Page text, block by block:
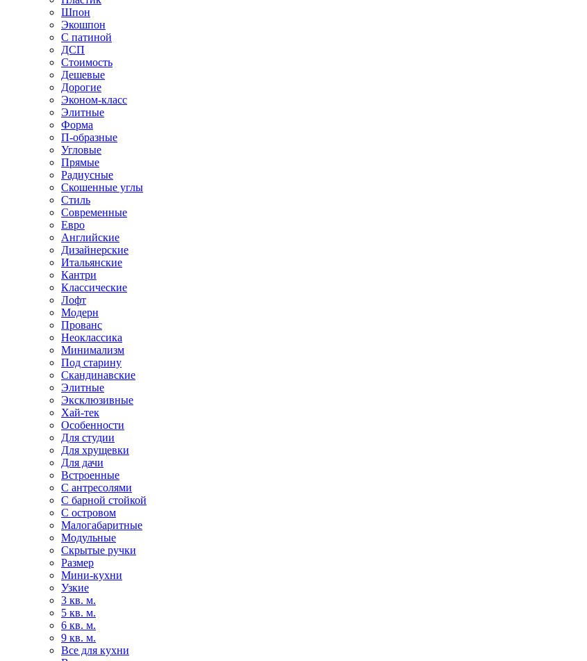
Шпон
Экошпон
С патиной
ДСП
Стоимость
Дешевые
Дорогие
Эконом-класс
Элитные
Форма
П-образные
Угловые
Прямые
Радиусные
Скошенные углы
Стиль
Современные
Евро
Английские
Дизайнерские
Итальянские
Кантри
Классические
Лофт
Модерн
Прованс
Неоклассика
Минимализм
Под старину
Скандинавские
Элитные
Эксклюзивные
Хай-тек
Особенности
Для студии
Для хрущевки
Для дачи
Встроенные
С антресолями
С барной стойкой
С островом
Малогабаритные
Модульные
Скрытые ручки
Размер
Мини-кухни
Узкие
3 кв. м.
5 кв. м.
6 кв. м.
9 кв. м.
Все для кухни